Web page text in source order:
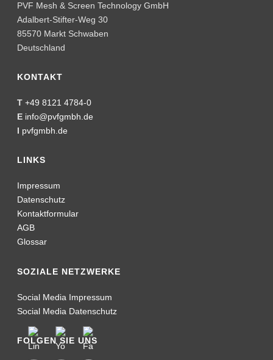
PVF Mesh & Screen Technology GmbH
Adalbert-Stifter-Weg 30
85570 Markt Schwaben
Deutschland
KONTAKT
T +49 8121 4784-0
E info@pvfgmbh.de
I pvfgmbh.de
LINKS
Impressum
Datenschutz
Kontaktformular
AGB
Glossar
SOZIALE NETZWERKE
Social Media Impressum
Social Media Datenschutz
FOLGEN SIE UNS